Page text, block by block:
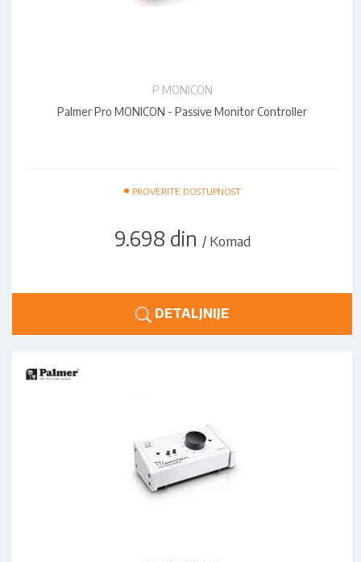
P MONICON
Palmer Pro MONICON - Passive Monitor Controller
• PROVERITE DOSTUPNOST
9.698 din / Komad
DETALJNIJE